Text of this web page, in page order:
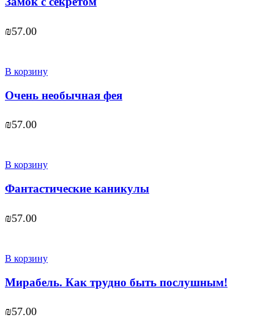
₪57.00
В корзину
Очень необычная фея
₪57.00
В корзину
Фантастические каникулы
₪57.00
В корзину
Мирабель. Как трудно быть послушным!
₪57.00